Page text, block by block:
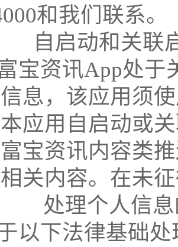
和我们联系。
自启动和关联
宝资讯App处于
息，该应用须
应用自启动或
宝资讯内容类
关内容。在未
处理个人信
以下法律基础